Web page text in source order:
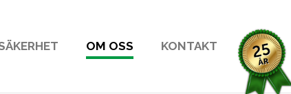
OM OSS KONTAKT